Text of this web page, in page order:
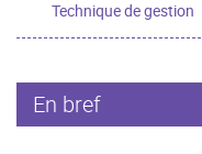
Technique de gestion
En bref